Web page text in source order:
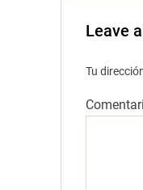
Leave
Tu